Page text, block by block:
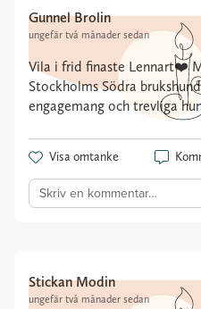
Gunnel Brolin
ungefär två månader sedan
Vila i frid finaste Lennart❤️
Stockholms Södra
engagemang och trevliga
Visa omtanke
Skriv en kommentar…
Stickan Modin
ungefär två månader sedan